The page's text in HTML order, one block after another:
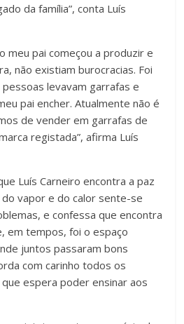
da família”, conta Luís
meu pai começou a produzir e
não existiam burocracias. Foi
levavam garrafas e
pai encher. Atualmente não é
de vender em garrafas de
registada”, afirma Luís
Luís Carneiro encontra a paz
vapor e do calor sente-se
e confessa que encontra
em tempos, foi o espaço
juntos passaram bons
com carinho todos os
espera poder ensinar aos